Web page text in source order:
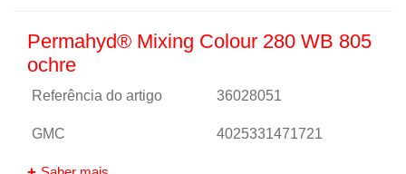
Permahyd® Mixing Colour 280 WB 805
ochre
Referência do artigo 36028051
GMC 4025331471721